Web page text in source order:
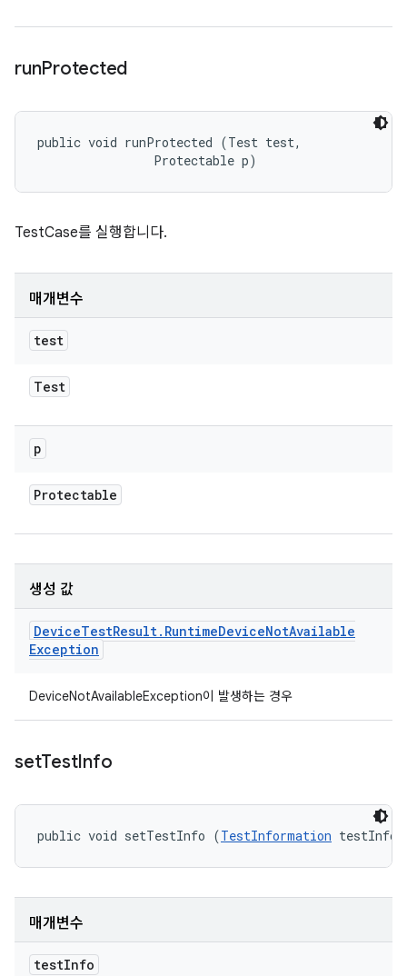
runProtected
public void runProtected (Test test,
                Protectable p)
TestCase를 실행합니다.
매개변수
test
Test
p
Protectable
생성 값
DeviceTestResult. RuntimeDeviceNotAvailable
Exception
DeviceNotAvailableException이 발생하는 경우
setTestInfo
public void setTestInfo (TestInformation testInfo)
매개변수
testInfo